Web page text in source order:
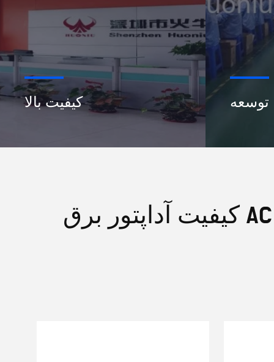
کیفیت بالا توسعه
کیفیت آداپتور برق AC DC جهانی & آداپتور قدرت سوئیچینگ با کارایی بالا